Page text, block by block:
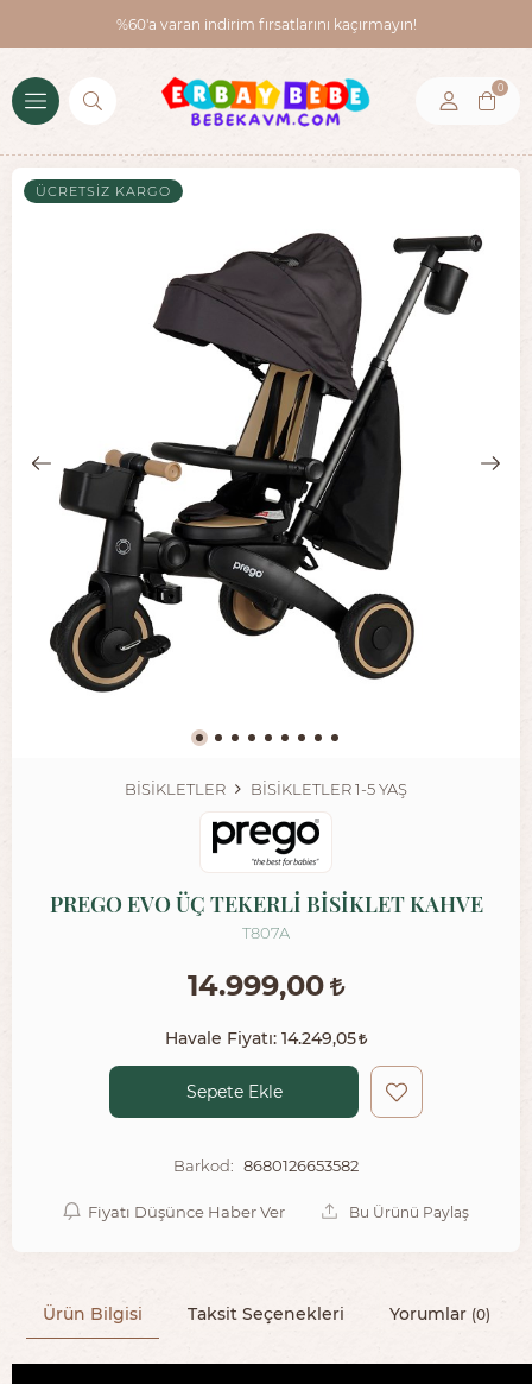
%60'a varan indirim fırsatlarını kaçırmayın!
0
ÜCRETSIZ KARGO
BISIKLETLER BİSİKLETLER 1-5 YAŞ
PREGO EVO ÜÇ TEKERLİ BİSİKLET KAHVE
T807A
14.999,00
Havale Fiyatı: 14.249,05
Sepete Ekle
Barkod: 8680126653582
Fiyatı Düşünce Haber Ver Bu Ürünü Paylaş
Ürün Bilgisi Taksit Seçenekleri Yorumlar (0)